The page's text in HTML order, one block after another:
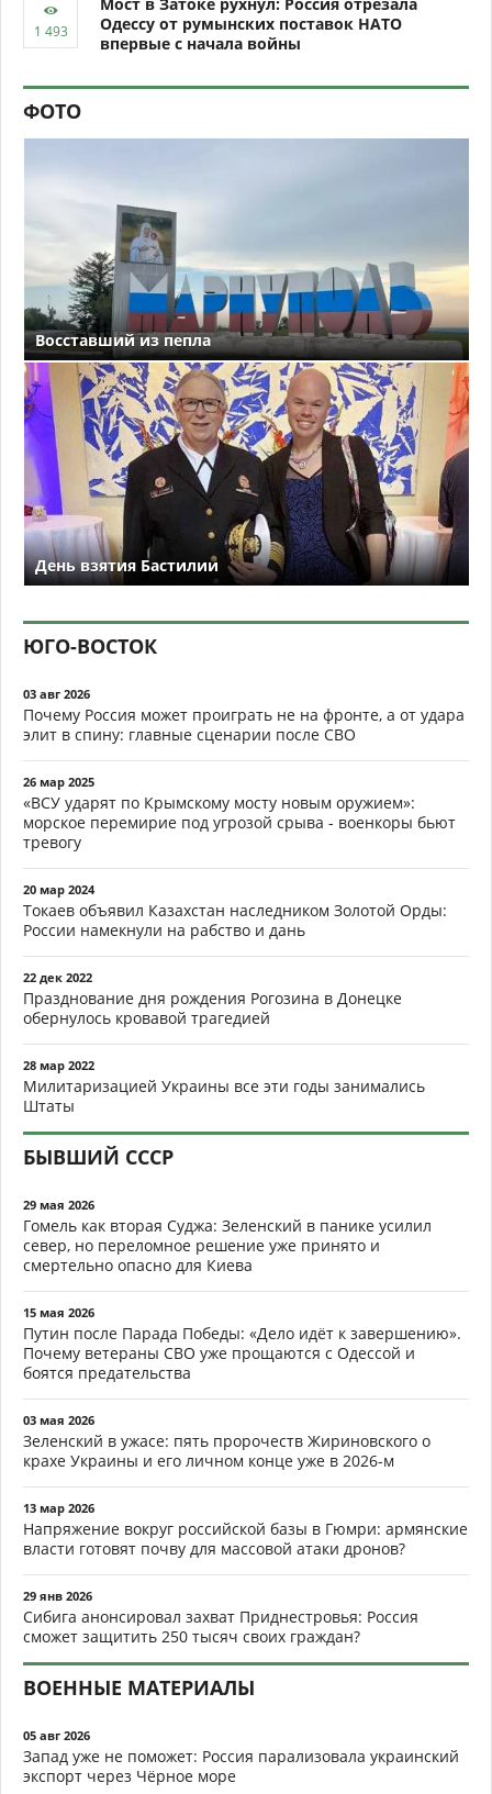
Одессу от румынских поставок НАТО
впервые с начала войны
ФОТО
Восставший из пепла
День взятия Бастилии
ЮГО-ВОСТОК
03 авг 2026
Почему Россия может проиграть не на фронте, а от удара
элит в спину: главные сценарии после СВО
26 мар 2025
«ВСУ ударят по Крымскому мосту новым оружием»:
морское перемирие под угрозой срыва - военкоры бьют
тревогу
20 мар 2024
Токаев объявил Казахстан наследником Золотой Орды:
России намекнули на рабство и дань
22 дек 2022
Празднование дня рождения Рогозина в Донецке
обернулось кровавой трагедией
28 мар 2022
Милитаризацией Украины все эти годы занимались
Штаты
БЫВШИЙ СССР
29 мая 2026
Гомель как вторая Суджа: Зеленский в панике усилил
север, но переломное решение уже принято и
смертельно опасно для Киева
15 мая 2026
Путин после Парада Победы: «Дело идёт к завершению».
Почему ветераны СВО уже прощаются с Одессой и
боятся предательства
03 мая 2026
Зеленский в ужасе: пять пророчеств Жириновского о
крахе Украины и его личном конце уже в 2026-м
13 мар 2026
Напряжение вокруг российской базы в Гюмри: армянские
власти готовят почву для массовой атаки дронов?
29 янв 2026
Сибига анонсировал захват Приднестровья: Россия
сможет защитить 250 тысяч своих граждан?
ВОЕННЫЕ МАТЕРИАЛЫ
05 авг 2026
Запад уже не поможет: Россия парализовала украинский
экспорт через Чёрное море